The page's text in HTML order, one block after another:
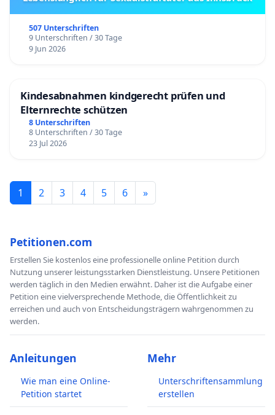
507 Unterschriften
9 Unterschriften / 30 Tage
9 Jun 2026
Kindesabnahmen kindgerecht prüfen und
Elternrechte schützen
8 Unterschriften
8 Unterschriften / 30 Tage
23 Jul 2026
1 2 3 4 5 6 »
Petitionen.com
Erstellen Sie kostenlos eine professionelle online Petition durch
Nutzung unserer leistungsstarken Dienstleistung. Unsere Petitionen
werden täglich in den Medien erwähnt. Daher ist die Aufgabe einer
Petition eine vielversprechende Methode, die Öffentlichkeit zu
erreichen und auch von Entscheidungsträgern wahrgenommen zu
werden.
Anleitungen
Wie man eine Online-
Petition startet
Mehr
Unterschriftensammlung
erstellen